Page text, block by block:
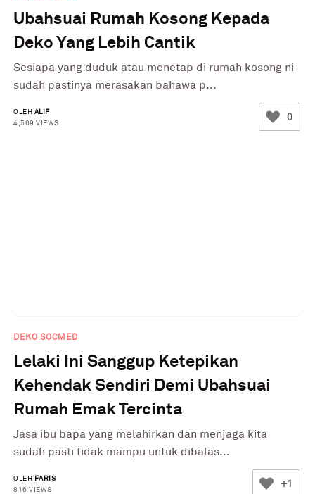
Ubahsuai Rumah Kosong Kepada
Deko Yang Lebih Cantik
Sesiapa yang duduk atau menetap di rumah kosong ni
sudah pastinya merasakan bahawa p...
OLEH ALIF
4,569 VIEWS
0
DEKO SOCMED
Lelaki Ini Sanggup Ketepikan
Kehendak Sendiri Demi Ubahsuai
Rumah Emak Tercinta
Jasa ibu bapa yang melahirkan dan menjaga kita
sudah pasti tidak mampu untuk dibalas...
OLEH FARIS
816 VIEWS
+1